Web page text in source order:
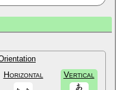
Horizontal Vertical